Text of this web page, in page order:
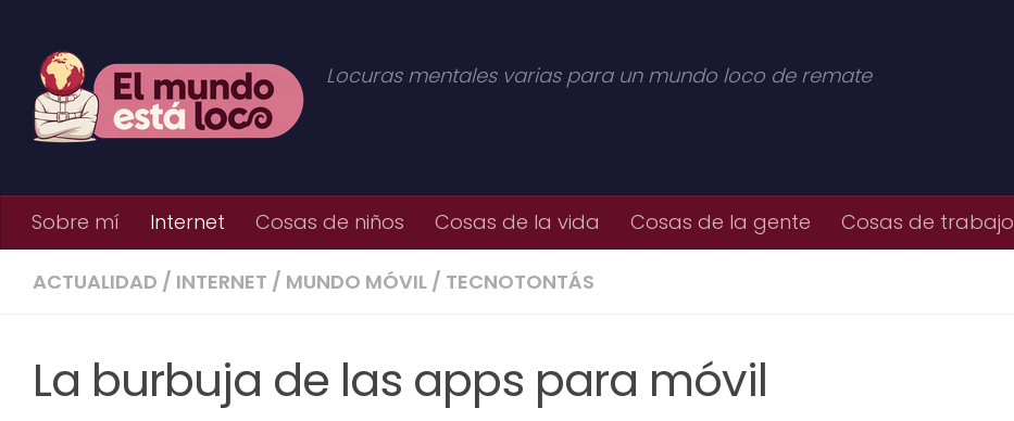
Locuras mentales varias para un mundo loco de remate
Sobre mí Internet Cosas de niños Cosas de la vida Cosas de la gente Cosas de trabajo
ACTUALIDAD / INTERNET / MUNDO MÓVIL / TECNOTONTÁS
La burbuja de las apps para móvil